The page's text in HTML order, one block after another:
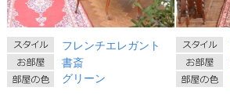
フレンチエレガント
書斎
グリーン